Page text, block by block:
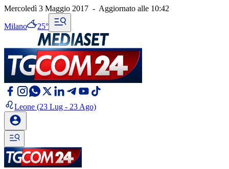
Mercoledì 3 Maggio 2017 - Aggiornato alle 10:42
Milano 25°
Leone (23 Lug - 23 Ago)